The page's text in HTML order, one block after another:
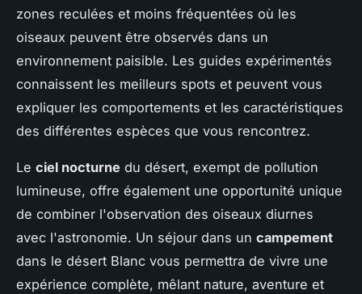
zones reculées et moins fréquentées où les
oiseaux peuvent être observés dans un
environnement paisible. Les guides expérimentés
connaissent les meilleurs spots et peuvent vous
expliquer les comportements et les caractéristiques
des différentes espèces que vous rencontrez.
Le ciel nocturne du désert, exempt de pollution
lumineuse, offre également une opportunité unique
de combiner l'observation des oiseaux diurnes
avec l'astronomie. Un séjour dans un campement
dans le désert Blanc vous permettra de vivre une
expérience complète, mêlant nature, aventure et